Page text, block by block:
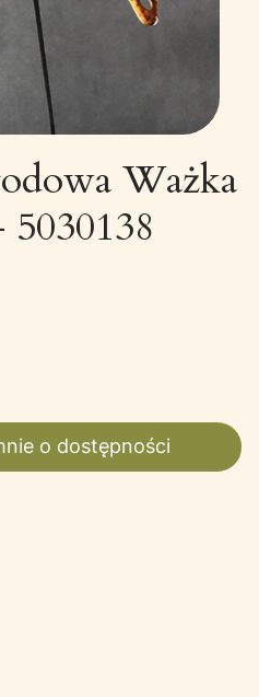
Ważka
o dostępności